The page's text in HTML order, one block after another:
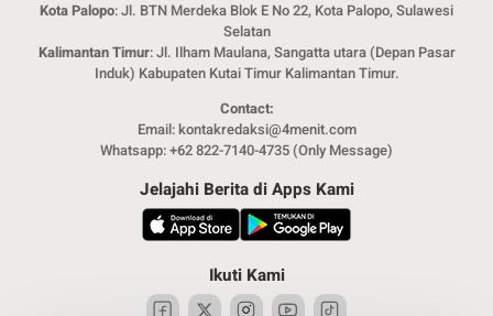
Kota Palopo: Jl. BTN Merdeka Blok E No 22, Kota Palopo, Sulawesi
Selatan
Kalimantan Timur: Jl. Ilham Maulana, Sangatta utara (Depan Pasar
Induk) Kabupaten Kutai Timur Kalimantan Timur.
Contact:
Email: kontakredaksi@4menit.com
Whatsapp: +62 822-7140-4735 (Only Message)
Jelajahi Berita di Apps Kami
Ikuti Kami